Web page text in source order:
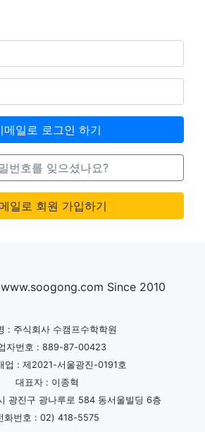
메일로 로그인 하기
번호를 잊으셨나요?
일로 회원 가입하기
Since 2010
: 주식회사 수캠프수학학원
자번호 : 889-87-00423
업 : 제2021-서울광진-0191호
대표자 : 이종혁
광진구 광나루로 584 동서울빌딩 6층
화번호 : 02) 418-5575